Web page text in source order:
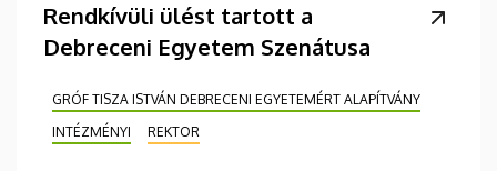
Rendkívüli ülést tartott a
Debreceni Egyetem Szenátusa
GRÓF TISZA ISTVÁN DEBRECENI EGYETEMÉRT ALAPÍTVÁNY
INTÉZMÉNYI
REKTOR